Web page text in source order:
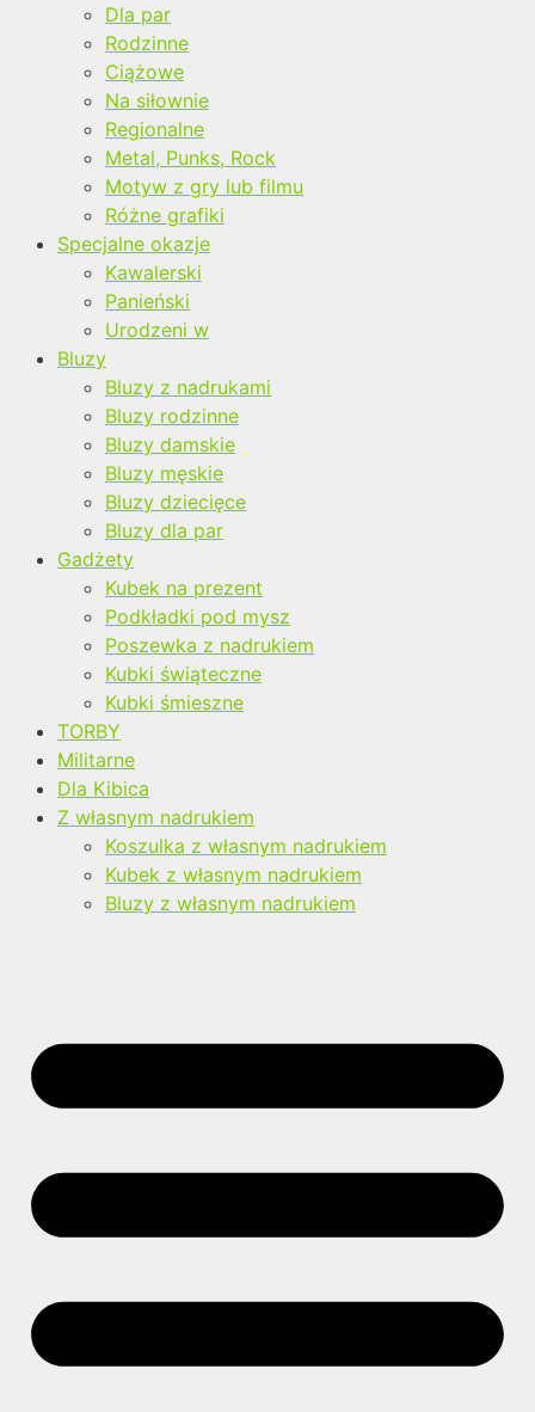
Dla par
Rodzinne
Ciążowe
Na siłownie
Regionalne
Metal, Punks, Rock
Motyw z gry lub filmu
Różne grafiki
Specjalne okazje
Kawalerski
Panieński
Urodzeni w
Bluzy
Bluzy z nadrukami
Bluzy rodzinne
Bluzy damskie
Bluzy męskie
Bluzy dziecięce
Bluzy dla par
Gadżety
Kubek na prezent
Podkładki pod mysz
Poszewka z nadrukiem
Kubki świąteczne
Kubki śmieszne
TORBY
Militarne
Dla Kibica
Z własnym nadrukiem
Koszulka z własnym nadrukiem
Kubek z własnym nadrukiem
Bluzy z własnym nadrukiem